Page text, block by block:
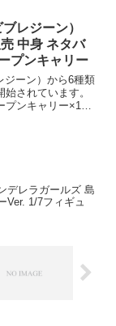
レジーン）
中身 ネタバ
プンキャリー
ジーン）から6種類
されています。
プンキャリー×1・
デレラガールズ 島
Ver. 1/7フィギュ